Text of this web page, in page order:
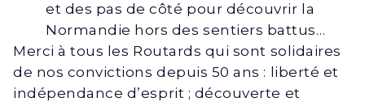
et des pas de côté pour découvrir la
Normandie hors des sentiers battus…
Merci à tous les Routards qui sont solidaires
de nos convictions depuis 50 ans : liberté et
indépendance d’esprit ; découverte et